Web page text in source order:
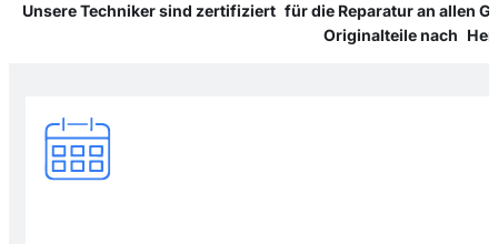
Unsere Techniker sind zertifiziert für die Reparatur an allen
Originalteile nach